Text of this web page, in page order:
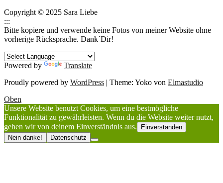
Copyright © 2025 Sara Liebe
:::
Bitte kopiere und verwende keine Fotos von meiner Website ohne
vorherige Rücksprache. Dank´Dir!
Powered by
Translate
Proudly powered by WordPress | Theme: Yoko von Elmastudio
Oben
Unsere Website benutzt Cookies, um eine bestmögliche
Funktionalität zu gewährleisten. Wenn du die Website weiter nutzt,
gehen wir von deinem Einverständnis aus.
Einverstanden
Nein danke!
Datenschutz